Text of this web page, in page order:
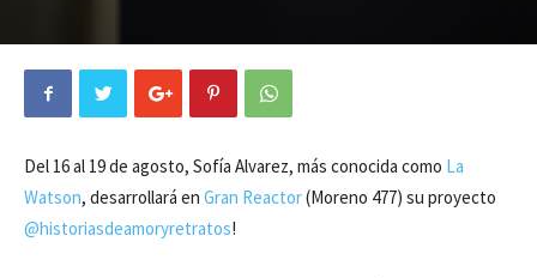
Del 16 al 19 de agosto, Sofía Alvarez, más conocida como La
Watson, desarrollará en Gran Reactor(Moreno 477) su proyecto
@historiasdeamoryretratos!